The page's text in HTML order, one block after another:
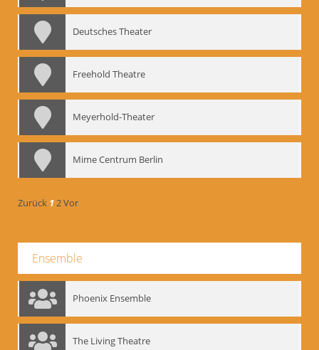
Deutsches Theater
Freehold Theatre
Meyerhold-Theater
Mime Centrum Berlin
Zurück 12Vor
Ensemble
Phoenix Ensemble
The Living Theatre